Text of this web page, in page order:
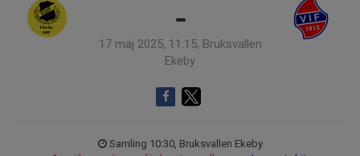
-
17 maj 2025, 11:15, Bruksvallen
Ekeby
Samling 10:30, Bruksvallen Ekeby